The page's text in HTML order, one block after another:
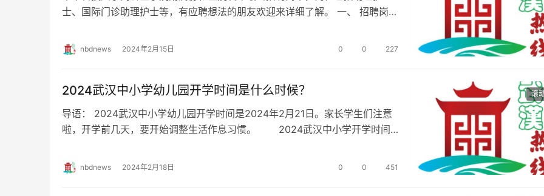
士、国际门诊助理护士等，有应聘想法的朋友欢迎来详细了解。 一、 招聘岗位
nbdnews 2024年2月15日 0 0 227
滚
2024武汉中小学幼儿园开学时间是什么时候？
导语： 2024武汉中小学幼儿园开学时间是2024年2月21日。家长学生们注意
啦，开学前几天，要开始调整生活作息习惯。 2024武汉中小学开学时间
nbdnews 2024年2月18日 0 0 451